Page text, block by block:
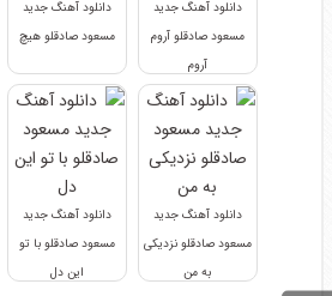
دانلود آهنگ جدید
مسعود صادقلو آروم
آروم
دانلود آهنگ جدید
مسعود صادقلو هیچ
دانلود آهنگ جدید
مسعود صادقلو نزدیکی
به من
دانلود آهنگ جدید
مسعود صادقلو با تو
این دل